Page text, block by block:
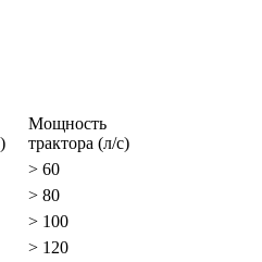
Мощность
трактора (л/с)
> 60
> 80
> 100
> 120